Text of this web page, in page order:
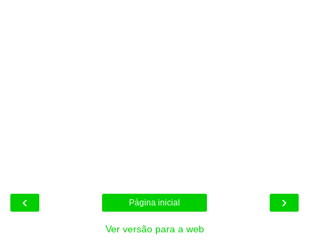
‹ ›
Página inicial
Ver versão para a web